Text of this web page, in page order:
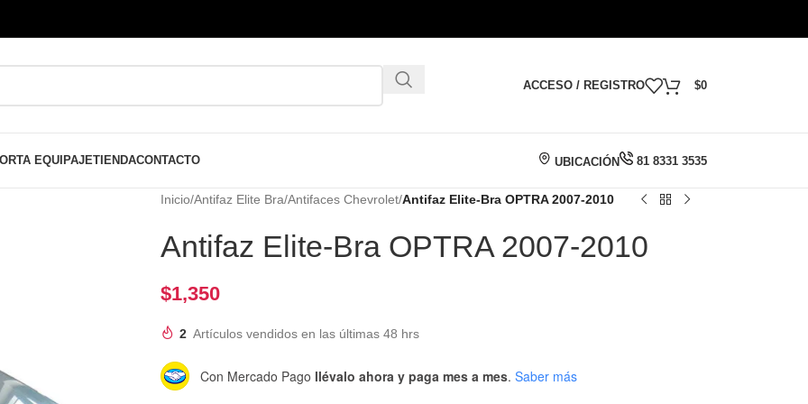
ACCESO / REGISTRO $0
EQUIPAJETIENDACONTACTO UBICACIÓN 81 8331 3535
Inicio/Antifaz Elite Bra/Antifaces Chevrolet/Antifaz Elite-Bra OPTRA 2007-2010
Antifaz Elite-Bra OPTRA 2007-2010
$1,350
2 Artículos vendidos en las últimas 48 hrs
Con Mercado Pago llévalo ahora y paga mes a mes. Saber más